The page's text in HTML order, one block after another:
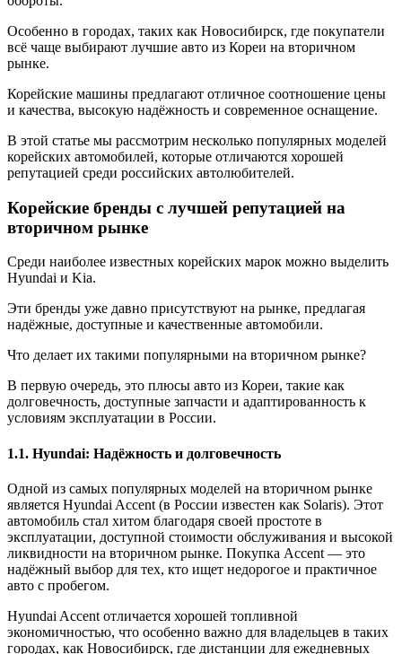
Особенно в городах, таких как Новосибирск, где покупатели
всё чаще выбирают лучшие авто из Кореи на вторичном
рынке.
Корейские машины предлагают отличное соотношение цены
и качества, высокую надёжность и современное оснащение.
В этой статье мы рассмотрим несколько популярных моделей
корейских автомобилей, которые отличаются хорошей
репутацией среди российских автолюбителей.
Корейские бренды с лучшей репутацией на
вторичном рынке
Среди наиболее известных корейских марок можно выделить
Hyundai и Kia.
Эти бренды уже давно присутствуют на рынке, предлагая
надёжные, доступные и качественные автомобили.
Что делает их такими популярными на вторичном рынке?
В первую очередь, это плюсы авто из Кореи, такие как
долговечность, доступные запчасти и адаптированность к
условиям эксплуатации в России.
1.1. Hyundai: Надёжность и долговечность
Одной из самых популярных моделей на вторичном рынке
является Hyundai Accent (в России известен как Solaris). Этот
автомобиль стал хитом благодаря своей простоте в
эксплуатации, доступной стоимости обслуживания и высокой
ликвидности на вторичном рынке. Покупка Accent — это
надёжный выбор для тех, кто ищет недорогое и практичное
авто с пробегом.
Hyundai Accent отличается хорошей топливной
экономичностью, что особенно важно для владельцев в таких
городах, как Новосибирск, где дистанции для ежедневных